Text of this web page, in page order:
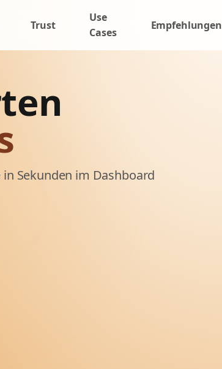
Trust
Use
Cases
Empfehlungen
Sekunden im Dashboard